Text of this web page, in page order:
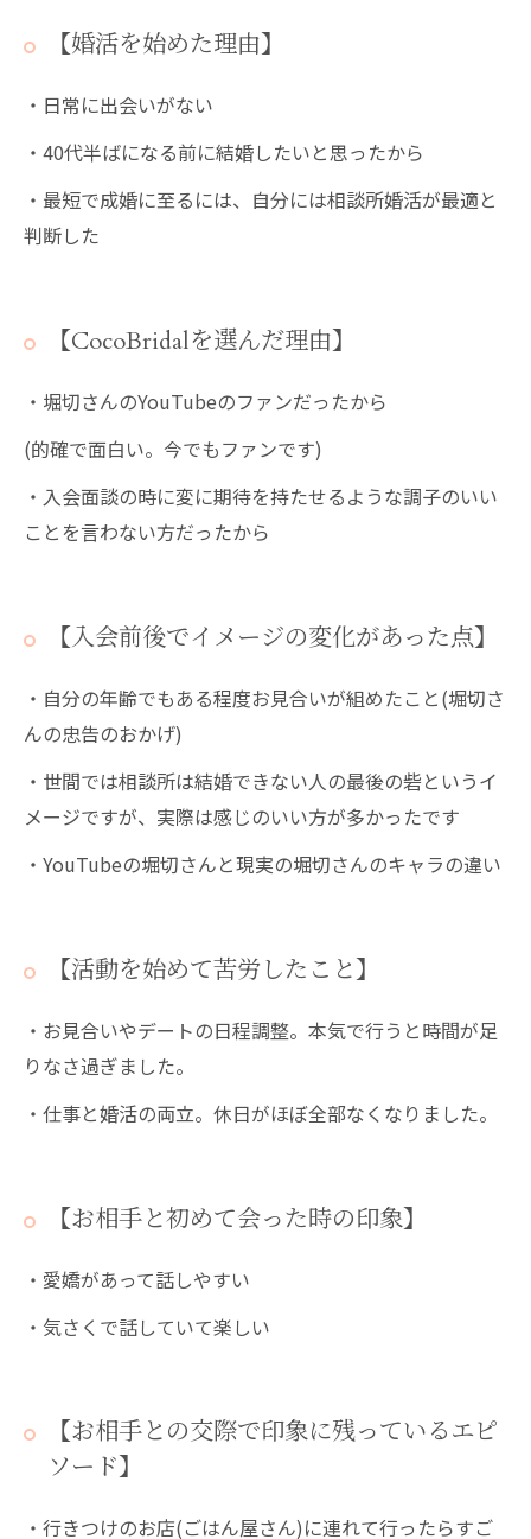
【婚活を始めた理由】
・日常に出会いがない
・40代半ばになる前に結婚したいと思ったから
・最短で成婚に至るには、自分には相談所婚活が最適と
判断した
【CocoBridalを選んだ理由】
・堀切さんのYouTubeのファンだったから
(的確で面白い。今でもファンです)
・入会面談の時に変に期待を持たせるような調子のいい
ことを言わない方だったから
【入会前後でイメージの変化があった点】
・自分の年齢でもある程度お見合いが組めたこと(堀切さ
んの忠告のおかげ)
・世間では相談所は結婚できない人の最後の砦というイ
メージですが、実際は感じのいい方が多かったです
・YouTubeの堀切さんと現実の堀切さんのキャラの違い
【活動を始めて苦労したこと】
・お見合いやデートの日程調整。本気で行うと時間が足
りなさ過ぎました。
・仕事と婚活の両立。休日がほぼ全部なくなりました。
【お相手と初めて会った時の印象】
・愛嬌があって話しやすい
・気さくで話していて楽しい
【お相手との交際で印象に残っているエピ
ソード】
・行きつけのお店(ごはん屋さん)に連れて行ったらすご